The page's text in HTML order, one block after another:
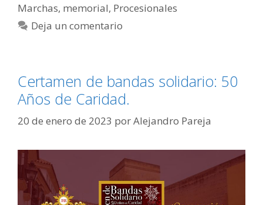
Marchas, memorial, Procesionales
Deja un comentario
Certamen de bandas solidario: 50
Años de Caridad.
20 de enero de 2023 porAlejandro Pareja